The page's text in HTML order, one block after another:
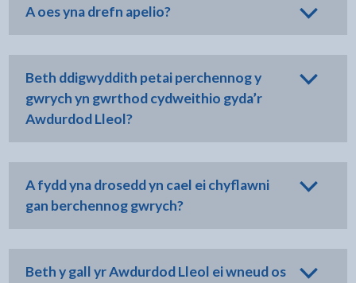
A oes yna drefn apelio?
Beth ddigwyddith petai perchennog y
gwrych yn gwrthod cydweithio gyda’r
Awdurdod Lleol?
A fydd yna drosedd yn cael ei chyflawni
gan berchennog gwrych?
Beth y gall yr Awdurdod Lleol ei wneud os